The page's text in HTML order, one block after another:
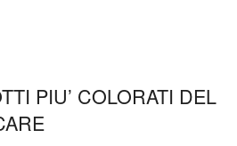
PIU’ COLORATI DEL